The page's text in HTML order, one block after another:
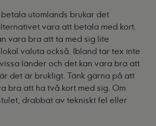
utomlands brukar det
vara att betala med kort.
vara bra att ta med sig lite
valuta också. Ibland tar tex inte
länder och det kan vara bra att
det är brukligt. Tänk gärna på att
bra att ha två kort med sig. Om
drabbat av tekniskt fel eller